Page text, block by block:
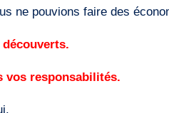
ne pouvions faire des
vos responsabilités.